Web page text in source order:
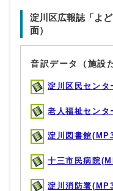
淀川区広報誌「よ
面）
音訳データ（施設
淀川区民セン
老人福祉セン
淀川図書館
十三市民病院
淀川消防署